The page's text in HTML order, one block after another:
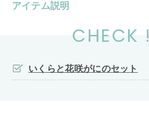
アイテム説明
CHECK !
いくらと花咲がにのセット